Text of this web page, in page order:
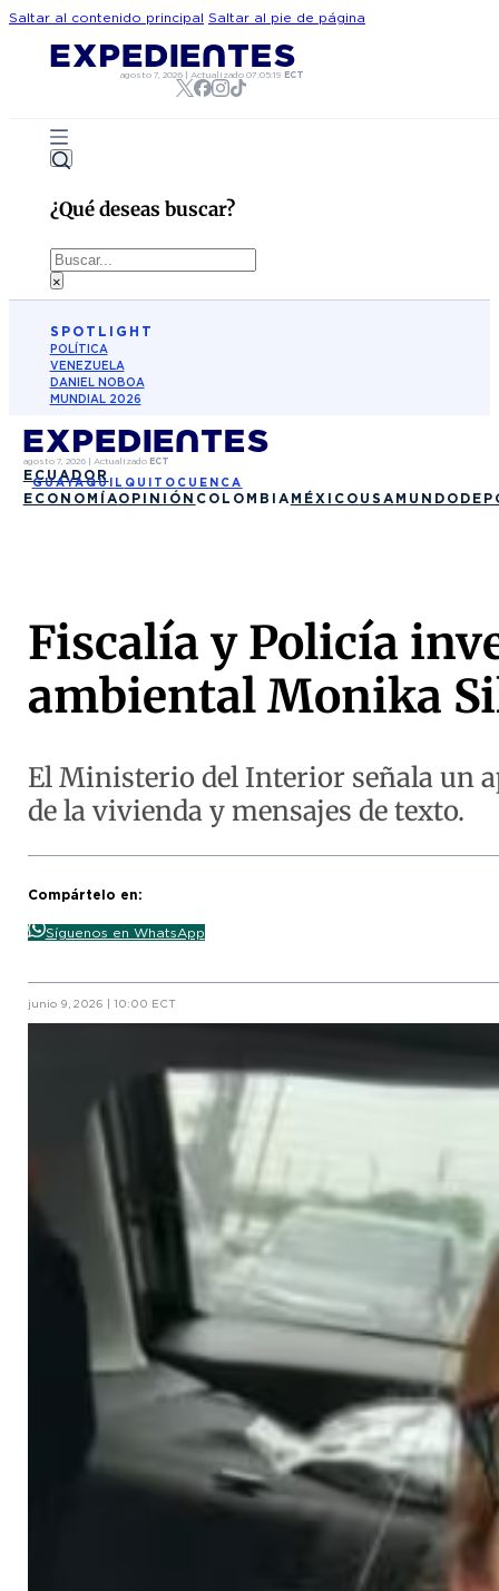
Saltar al contenido principal Saltar al pie de página
agosto 7, 2026| Actualizado 07:05:19 ECT
¿Qué deseas buscar?
Buscar
×
SPOTLIGHT
POLÍTICA
VENEZUELA
DANIEL NOBOA
MUNDIAL 2026
agosto 7, 2026| Actualizado ECT
ECUADOR
GUAYAQUIL QUITO CUENCA
ECONOMÍAOPINIÓN COLOMBIA MÉXICO USA MUNDO
Fiscalía y Policía
ambiental Monika
El Ministerio del Interior señala un
de la vivienda y mensajes de texto.
Compártelo en:
Síguenos en WhatsApp
junio 9, 2026 | 10:00 ECT